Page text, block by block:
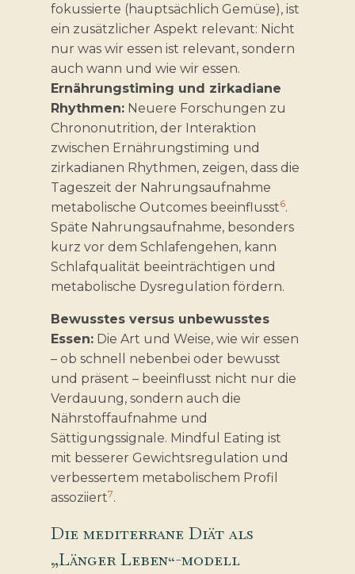
fokussierte (hauptsächlich Gemüse), ist
ein zusätzlicher Aspekt relevant: Nicht
nur was wir essen ist relevant, sondern
auch wann und wie wir essen.
Ernährungstiming und zirkadiane
Rhythmen: Neuere Forschungen zu
Chrononutrition, der Interaktion
zwischen Ernährungstiming und
zirkadianen Rhythmen, zeigen, dass die
Tageszeit der Nahrungsaufnahme
metabolische Outcomes beeinflusst6.
Späte Nahrungsaufnahme, besonders
kurz vor dem Schlafengehen, kann
Schlafqualität beeinträchtigen und
metabolische Dysregulation fördern.
Bewusstes versus unbewusstes
Essen: Die Art und Weise, wie wir essen
– ob schnell nebenbei oder bewusst
und präsent – beeinflusst nicht nur die
Verdauung, sondern auch die
Nährstoffaufnahme und
Sättigungssignale. Mindful Eating ist
mit besserer Gewichtsregulation und
verbessertem metabolischem Profil
assoziiert7.
Die mediterrane Diät als
„Länger Leben“-modell